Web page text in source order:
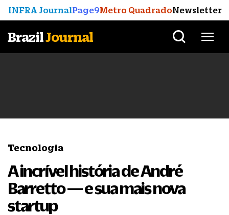
INFRA JournalPage9Metro QuadradoNewsletter
BrazilJournal
Tecnologia
A incrível história de André
Barretto — e sua mais nova
startup